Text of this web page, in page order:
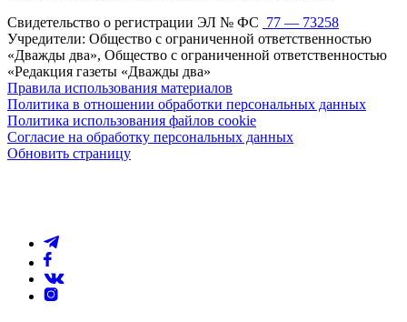
Свидетельство о регистрации ЭЛ № ФС 77 — 73258
Учредители: Общество с ограниченной ответственностью
«Дважды два», Общество с ограниченной ответственностью
«Редакция газеты «Дважды два»
Правила использования материалов
Политика в отношении обработки персональных данных
Политика использования файлов cookie
Согласие на обработку персональных данных
Обновить страницу